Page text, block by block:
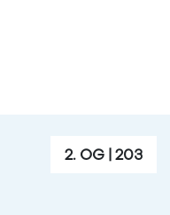
2. OG |203